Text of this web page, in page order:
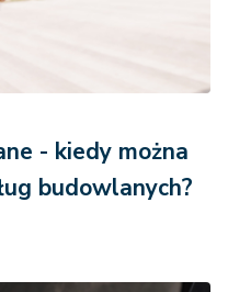
- kiedy można
budowlanych?